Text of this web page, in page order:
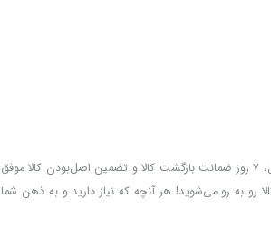
سیبا کالا به عنوان یکی از قدیمی‌ترین فروشگاه های عمده فروشی اینترنتی با بیش از یک دهه تجربه، با پایبندی به سه اصل، پرداخت در محل، ۷ روز ضمانت بازگشت کالا و تضمین اصل‌بودن کالا موفق
رو به رو می‌شوید! هر آنچه که نیاز دارید و به ذهن شما